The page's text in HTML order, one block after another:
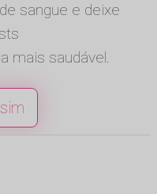
sangue e deixe
mais saudável.